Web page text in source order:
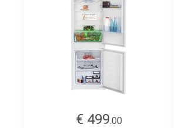
€ 499.00